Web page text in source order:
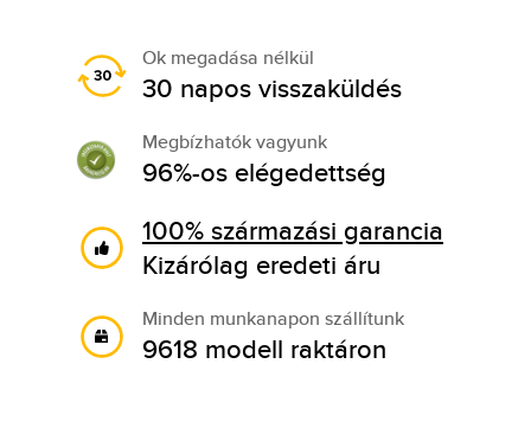
Ok megadása nélkül
30 napos visszaküldés
Megbízhatók vagyunk
96%-os elégedettség
100% származási garancia
Kizárólag eredeti áru
Minden munkanapon szállítunk
9618 modell raktáron